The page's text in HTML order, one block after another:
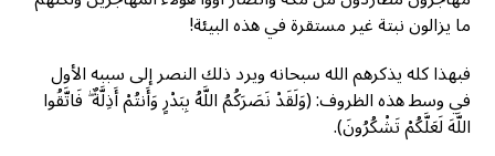
ما يزالون نبتة غير مستقرة في هذه البيئة!
فبهذا كله يذكرهم الله سبحانه ويرد ذلك النصر إلى سببه الأول
في وسط هذه الظروف: (وَلَقَدْ نَصَرَكُمُ اللَّهُ بِبَدْرٍ وَأَنتُمْ أَذِلَّةٌ ۖ فَاتَّقُوا
اللَّهَ لَعَلَّكُمْ تَشْكُرُونَ).